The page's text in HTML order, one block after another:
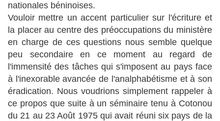
nationales béninoises.
Vouloir mettre un accent particulier sur l'écriture et
la placer au centre des préoccupations du ministère
en charge de ces questions nous semble quelque
peu secondaire en ce moment au regard de
l'immensité des tâches qui s'imposent au pays face
à l'inexorable avancée de l'analphabétisme et à son
éradication. Nous voudrions simplement rappeler à
ce propos que suite à un séminaire tenu à Cotonou
du 21 au 23 Août 1975 qui avait réuni six pays de la